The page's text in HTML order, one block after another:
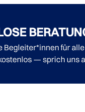
Begleiter*innen für
— sprich uns